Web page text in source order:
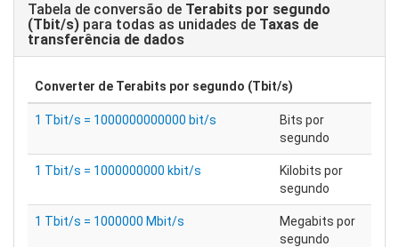
Tabela de conversão de Terabits por segundo
(Tbit/s) para todas as unidades de Taxas de
transferência de dados
Converter de Terabits por segundo (Tbit/s)
1 Tbit/s = 1000000000000 bit/s
Bits por
segundo
1 Tbit/s = 1000000000 kbit/s
Kilobits por
segundo
1 Tbit/s = 1000000 Mbit/s
Megabits por
segundo